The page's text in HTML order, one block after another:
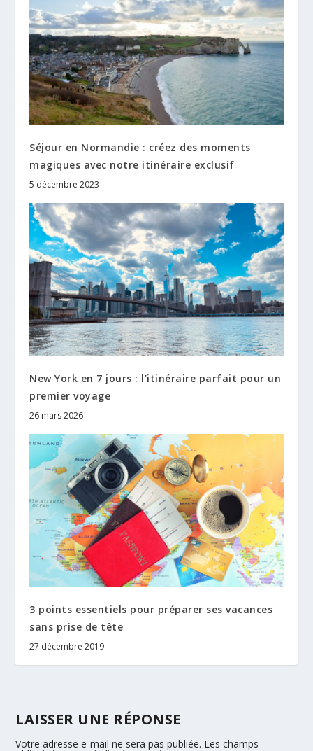
Séjour en Normandie : créez des moments
magiques avec notre itinéraire exclusif
5 décembre 2023
New York en 7 jours : l’itinéraire parfait pour un
premier voyage
26 mars 2026
3 points essentiels pour préparer ses vacances
sans prise de tête
27 décembre 2019
LAISSER UNE RÉPONSE
Votre adresse e-mail ne sera pas publiée. Les champs